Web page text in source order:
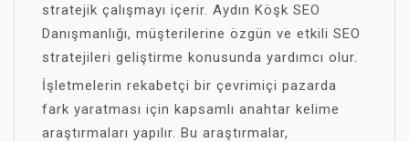
stratejik çalışmayı içerir. Aydın Köşk SEO
Danışmanlığı, müşterilerine özgün ve etkili SEO
stratejileri geliştirme konusunda yardımcı olur.
İşletmelerin rekabetçi bir çevrimiçi pazarda
fark yaratması için kapsamlı anahtar kelime
araştırmaları yapılır. Bu araştırmalar,